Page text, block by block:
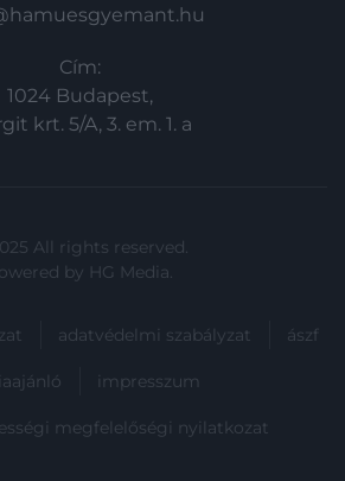
Cím:
1024 Budapest,
krt. 5/A, 3. em. 1. a
All rights reserved.
by HG Media.
adatvédelmi szabályzat ászf
impresszum
megfelelőségi nyilatkozat